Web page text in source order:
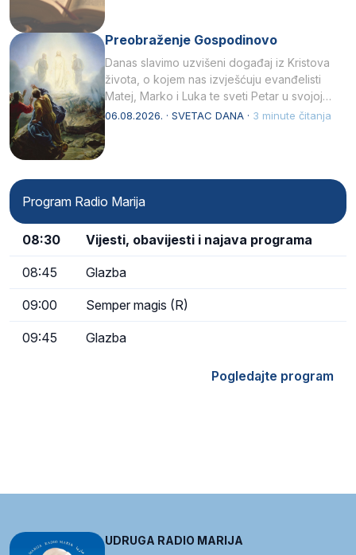
Preobraženje Gospodinovo
Danas slavimo uzvišeni događaj iz Kristova
života, o kojem nas izvješćuju evanđelisti
Matej, Marko i Luka te sveti Petar u svojoj
drugoj…
06.08.2026. · SVETAC DANA · 3 minute čitanja
Program Radio Marija
08:30 Vijesti, obavijesti i najava programa
08:45 Glazba
09:00 Semper magis (R)
09:45 Glazba
Pogledajte program
UDRUGA RADIO MARIJA